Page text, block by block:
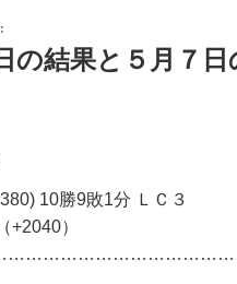
の結果と５月７日
10勝9敗1分 ＬＣ３
+2040）